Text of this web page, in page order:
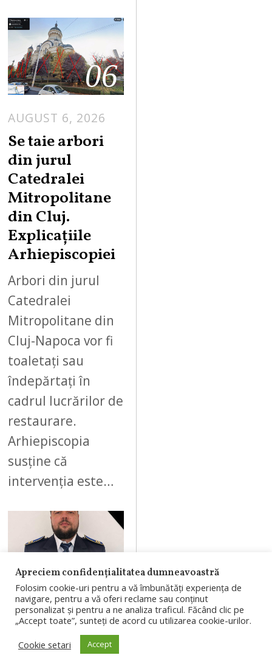
06
AUGUST 6, 2026
Se taie arbori
din jurul
Catedralei
Mitropolitane
din Cluj.
Explicațiile
Arhiepiscopiei
Arbori din jurul
Catedralei
Mitropolitane din
Cluj-Napoca vor fi
toaletați sau
îndepărtați în
cadrul lucrărilor de
restaurare.
Arhiepiscopia
susține că
intervenția este…
07
AUGUST 6, 2026
Polițist de la
Penitenciarul
Apreciem confidențialitatea dumneavoastră
Folosim cookie-uri pentru a vă îmbunătăți experiența de
navigare, pentru a vă oferi reclame sau conținut
personalizat și pentru a ne analiza traficul. Făcând clic pe
„Accept toate”, sunteți de acord cu utilizarea cookie-urilor.
Cookie setari
Accept